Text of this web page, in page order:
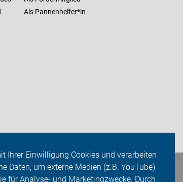
Ihrer Einwilligung Cookies und verarbeiten
Daten, um externe Medien (z.B. YouTube)
für Analyse- und Marketingzwecke. Durch
Als Pannenhelfer*in